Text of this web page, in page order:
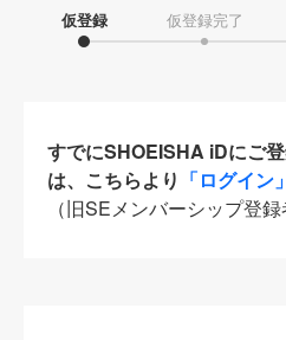
仮登録 仮登録完了
すでにSHOEISHA iDにご
は、こちらより 「ログイン」
（旧SEメンバーシップ登録